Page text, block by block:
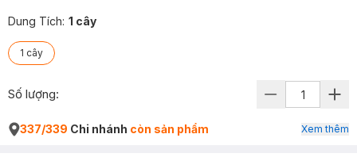
Dung Tích: 1 cây
1 cây
Số lượng:
337/339 Chi nhánh còn sản phẩm Xem thêm